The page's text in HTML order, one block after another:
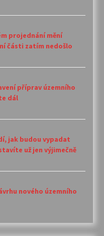
projednání mění
části zatím nedošlo
příprav územního
dál
jak budou vypadat
už jen výjimečně
nového územního